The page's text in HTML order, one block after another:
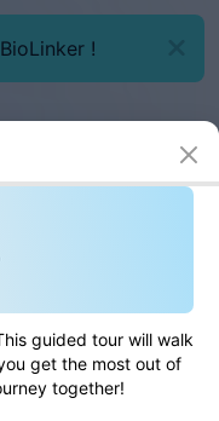
!
une
guided tour will walk
get the most out of
together!